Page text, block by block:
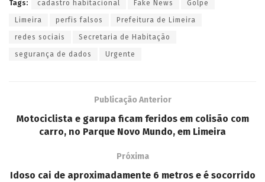
Tags: cadastro habitacional Fake News Golpe
Limeira perfis falsos Prefeitura de Limeira
redes sociais Secretaria de Habitação
segurança de dados Urgente
Publicação Anterior
Motociclista e garupa ficam feridos em colisão com
carro, no Parque Novo Mundo, em Limeira
Próxima
Idoso cai de aproximadamente 6 metros e é socorrido